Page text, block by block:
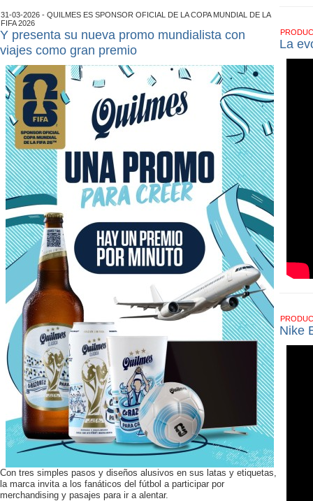
31-03-2026 - QUILMES ES SPONSOR OFICIAL DE LA COPA MUNDIAL DE LA
FIFA 2026
Y presenta su nueva promo mundialista con
viajes como gran premio
Con tres simples pasos y diseños alusivos en sus latas y etiquetas,
la marca invita a los fanáticos del fútbol a participar por
merchandising y pasajes para ir a alentar.
La
Nike